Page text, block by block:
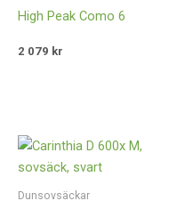
High Peak Como 6
2 079 kr
Dunsovsäckar